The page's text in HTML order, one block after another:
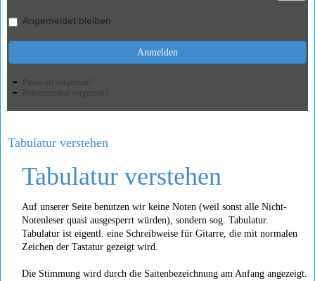
Angemeldet bleiben
Anmelden
Passwort vergessen?
Benutzername vergessen?
Tabulatur verstehen
Tabulatur verstehen
Auf unserer Seite benutzen wir keine Noten (weil sonst alle Nicht-
Notenleser quasi ausgesperrt würden), sondern sog. Tabulatur.
Tabulatur ist eigentl. eine Schreibweise für Gitarre, die mit normalen
Zeichen der Tastatur gezeigt wird.
Die Stimmung wird durch die Saitenbezeichnung am Anfang angezeigt.